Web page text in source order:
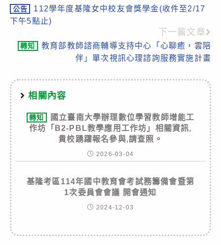
more
公告
112學年度基隆女中校友會獎學金(收件至2/17
下午5點止)
下一篇文章
轉知
教育部教師諮商輔導支持中心「心聊癒，雲陪
伴」單次視訊心理諮詢服務實施計畫
相關內容
轉知
國立臺南大學辦理數位學習教師增能工
作坊「B2-PBL教學應用工作坊」相關資訊,
貴校踴躍報名參與,請查照。
2026-03-04
基隆考區114年國中教育會考試務籌備會暨第
1次委員會會議 開會通知
2024-12-03